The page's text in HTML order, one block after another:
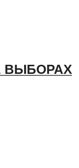
ВЫБОРАХ